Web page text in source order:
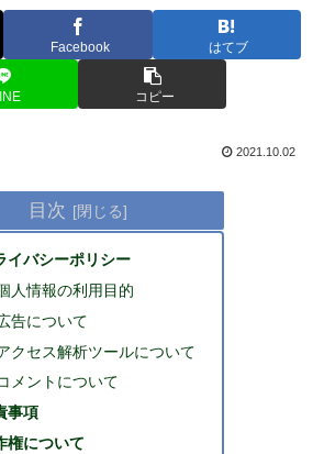
Facebook はてブ
コピー
2021.10.02
目次
イバシーポリシー
人情報の利用目的
告について
クセス解析ツールについて
メントについて
事項
権について